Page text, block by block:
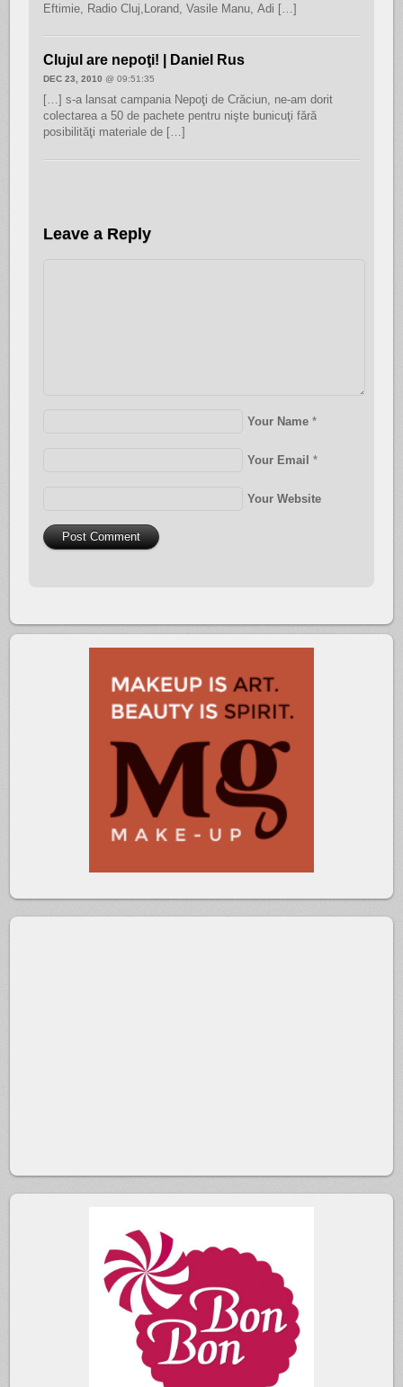
Eftimie, Radio Cluj,Lorand, Vasile Manu, Adi […]
Clujul are nepoţi! | Daniel Rus
DEC 23, 2010 @ 09:51:35
[…] s-a lansat campania Nepoţi de Crăciun, ne-am dorit
colectarea a 50 de pachete pentru nişte bunicuţi fără
posibilităţi materiale de […]
Leave a Reply
Your Name *
Your Email *
Your Website